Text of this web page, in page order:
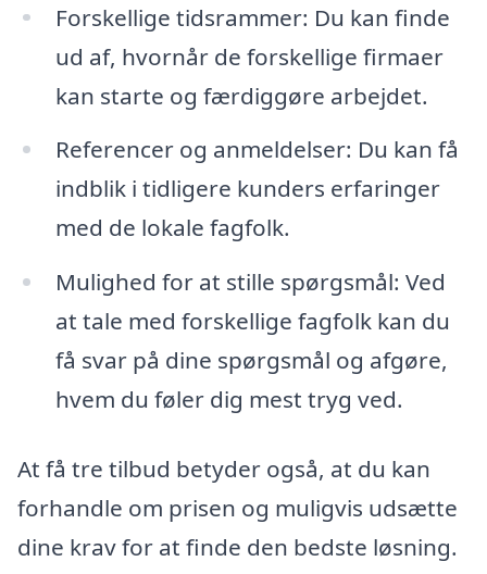
Forskellige tidsrammer: Du kan finde
ud af, hvornår de forskellige firmaer
kan starte og færdiggøre arbejdet.
Referencer og anmeldelser: Du kan få
indblik i tidligere kunders erfaringer
med de lokale fagfolk.
Mulighed for at stille spørgsmål: Ved
at tale med forskellige fagfolk kan du
få svar på dine spørgsmål og afgøre,
hvem du føler dig mest tryg ved.
At få tre tilbud betyder også, at du kan
forhandle om prisen og muligvis udsætte
dine krav for at finde den bedste løsning.